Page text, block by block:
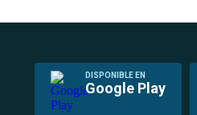
DISPONIBLE EN
Google Play